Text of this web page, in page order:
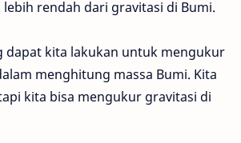
rendah dari gravitasi di Bumi.
dapat kita lakukan untuk mengukur
menghitung massa Bumi. Kita
kita bisa mengukur gravitasi di